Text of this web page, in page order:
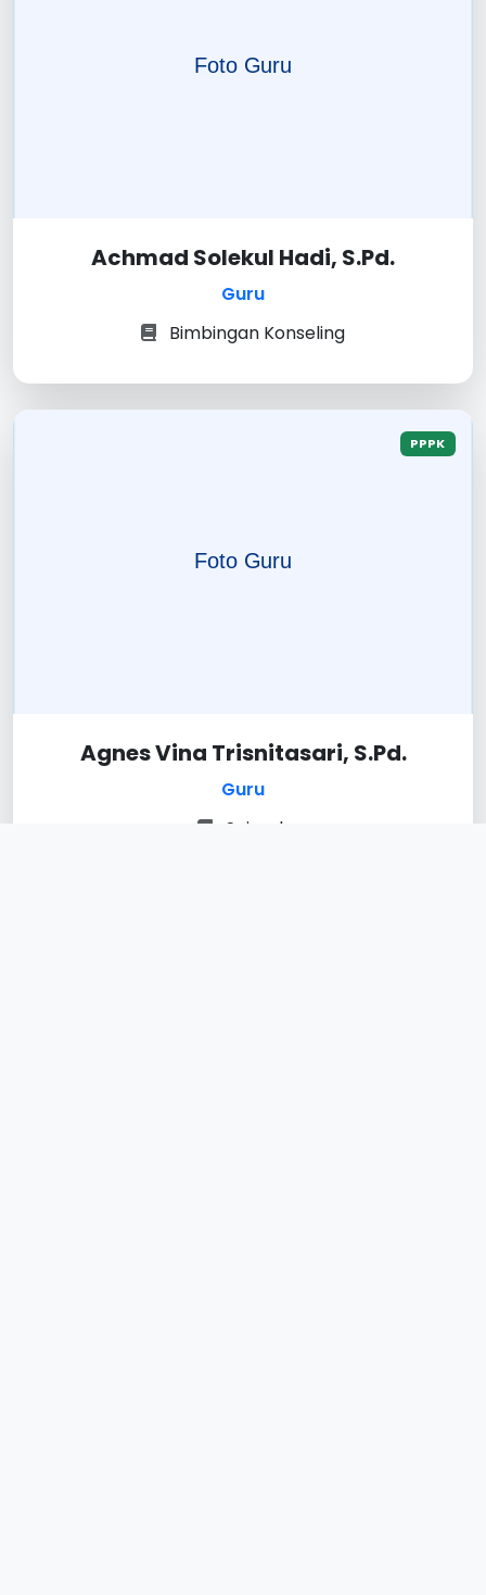
Achmad Solekul Hadi, S.Pd.
Guru
Bimbingan Konseling
PPPK
Agnes Vina Trisnitasari, S.Pd.
Guru
Sejarah